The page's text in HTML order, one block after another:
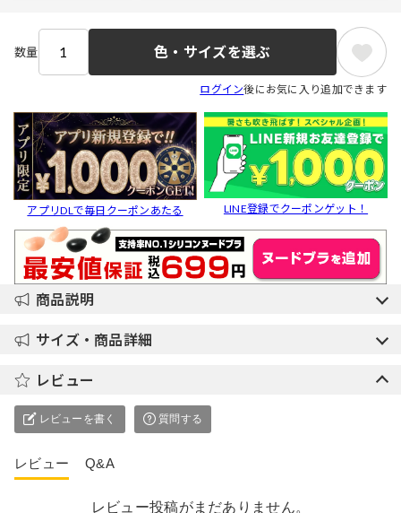
数量 色・サイズを選ぶ
ログイン後にお気に入り追加できます
アプリDLで毎日クーポンあたる LINE登録でクーポンゲット！
商品説明
サイズ・商品詳細
レビュー
レビューを書く 質問する
レビュー Q&A
レビュー投稿がまだありません。